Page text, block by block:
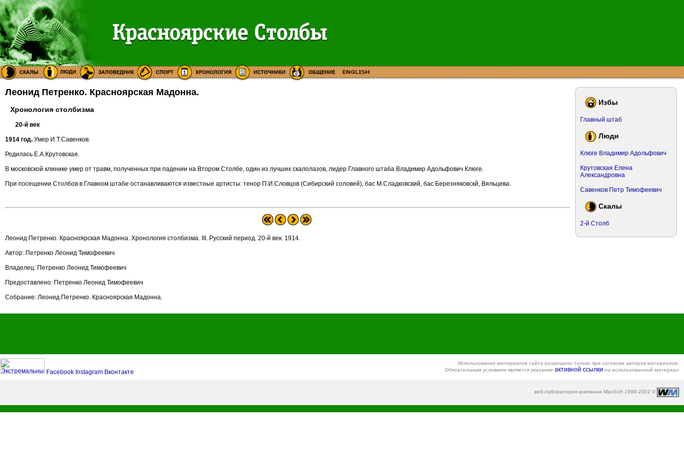
Леонид Петренко. Красноярская Мадонна.
Хронология столбизма
20-й век
1914 год. Умер И.Т.Савенков.
Родилась Е.А.Крутовская.
В московской клинике умер от травм, полученных при падении на Втором Столбе, один из лучших скалолазов, лидер Главного штаба Владимир Адольфович Клюге.
При посещении Столбов в Главном штабе останавливаются известные артисты: тенор П.И.Словцов (Сибирский соловей), бас М.Сладковский, бас Березняковскй, Вяльцева.
Леонид Петренко. Красноярская Мадонна. Хронология столбизма. III. Русский период. 20-й век. 1914.
Автор: Петренко Леонид Тимофеевич
Владелец: Петренко Леонид Тимофеевич
Предоставлено: Петренко Леонид Тимофеевич
Собрание: Леонид Петренко. Красноярская Мадонна.
Избы
Главный штаб
Люди
Клюге Владимир Адольфович
Крутовская Елена
Александровна
Савенков Петр Тимофеевич
Скалы
2-й Столб
Facebook Instagram Вконтакте
Использование материалов сайта разрешено только при согласии авторов материалов.
Обязательным условием является указание активной ссылки на использованный материал
веб-лаборатория компании MaxSoft 1999-2002 ©